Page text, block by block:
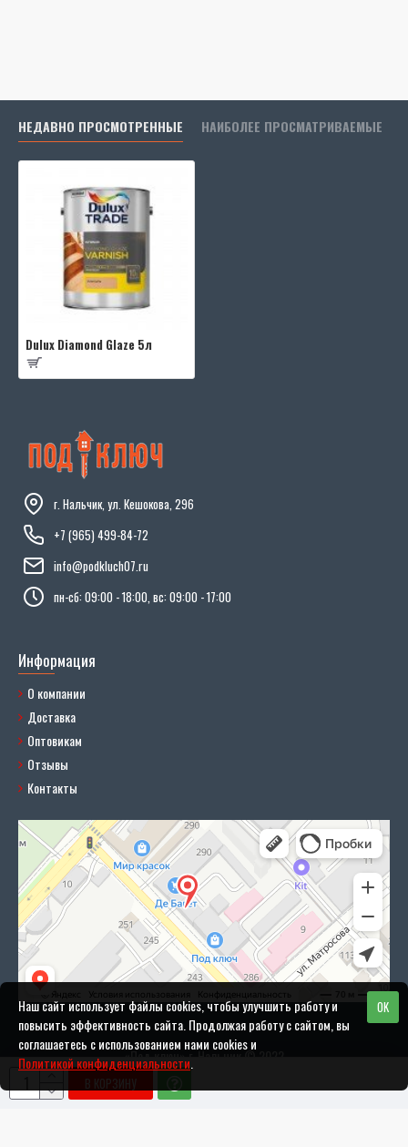
В КОРЗИНУ
НЕДАВНО ПРОСМОТРЕННЫЕ НАИБОЛЕЕ ПРОСМАТРИВАЕМЫЕ
Dulux Diamond Glaze 5л
г. Нальчик, ул. Кешокова, 296
+7 (965) 499-84-72
info@podkluch07.ru
пн-сб: 09:00 - 18:00, вс: 09:00 - 17:00
Информация
О компании
Доставка
Оптовикам
Отзывы
Контакты
«Под ключ» г. Нальчик © 2022
Разработка и поддержка сайта: DANIFO.RU
OK
Наш сайт использует файлы cookies, чтобы улучшить работу и
повысить эффективность сайта. Продолжая работу с сайтом, вы
соглашаетесь с использованием нами cookies и
Политикой конфиденциальности.